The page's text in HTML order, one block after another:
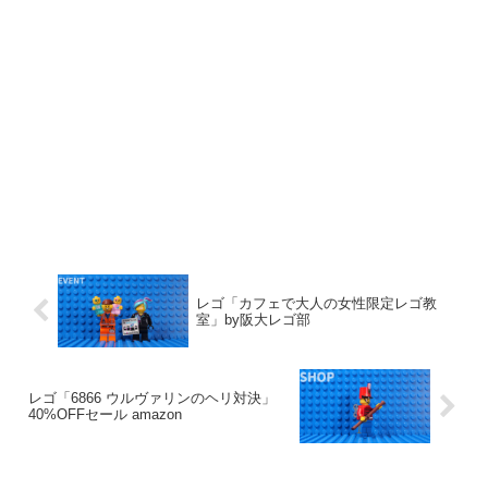
レゴ「カフェで大人の女性限定レゴ教
室」by阪大レゴ部
レゴ「6866 ウルヴァリンのヘリ対決」
40%OFFセール amazon